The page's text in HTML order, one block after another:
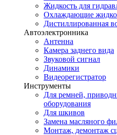
Жидкость для
Охлаждающие
Дистиллированная
Автоэлектронника
Антенна
Камера заднего вида
Звуковой сигнал
Динамики
Видеорегистратор
Инструменты
Для ремней,
оборудования
Для шкивов
Замена масляного
Монтаж, демонтаж